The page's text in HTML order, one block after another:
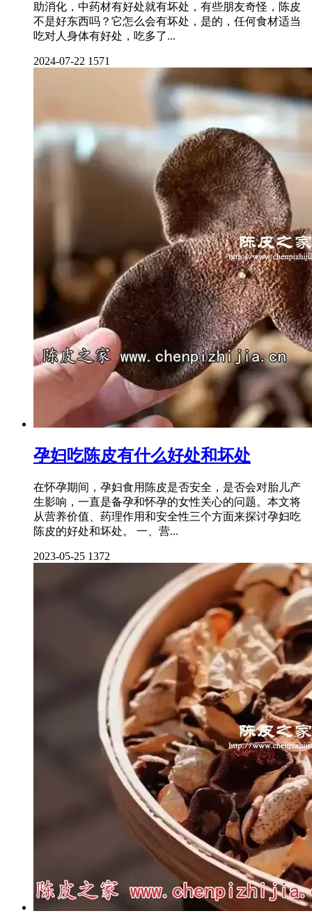
助消化，中药材有好处就有坏处，有些朋友奇怪，陈皮
不是好东西吗？它怎么会有坏处，是的，任何食材适当
吃对人身体有好处，吃多了...
2024-07-22 1571
孕妇吃陈皮有什么好处和坏处
在怀孕期间，孕妇食用陈皮是否安全，是否会对胎儿产
生影响，一直是备孕和怀孕的女性关心的问题。本文将
从营养价值、药理作用和安全性三个方面来探讨孕妇吃
陈皮的好处和坏处。 一、营...
2023-05-25 1372